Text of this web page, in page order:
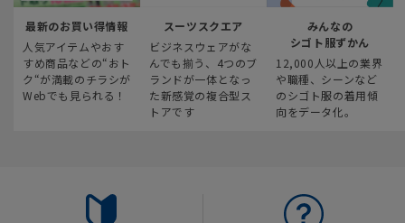
最新のお買い得情報
人気アイテムやおす
すめ商品などの“おト
ク“が満載のチラシが
Webでも見られる！
スーツスクエア
ビジネスウェアがな
んでも揃う、4つのブ
ランドが一体となっ
た新感覚の複合型ス
トアです
みんなの
シゴト服ずかん
12,000人以上の業界
や職種、シーンなど
のシゴト服の着用傾
向をデータ化。